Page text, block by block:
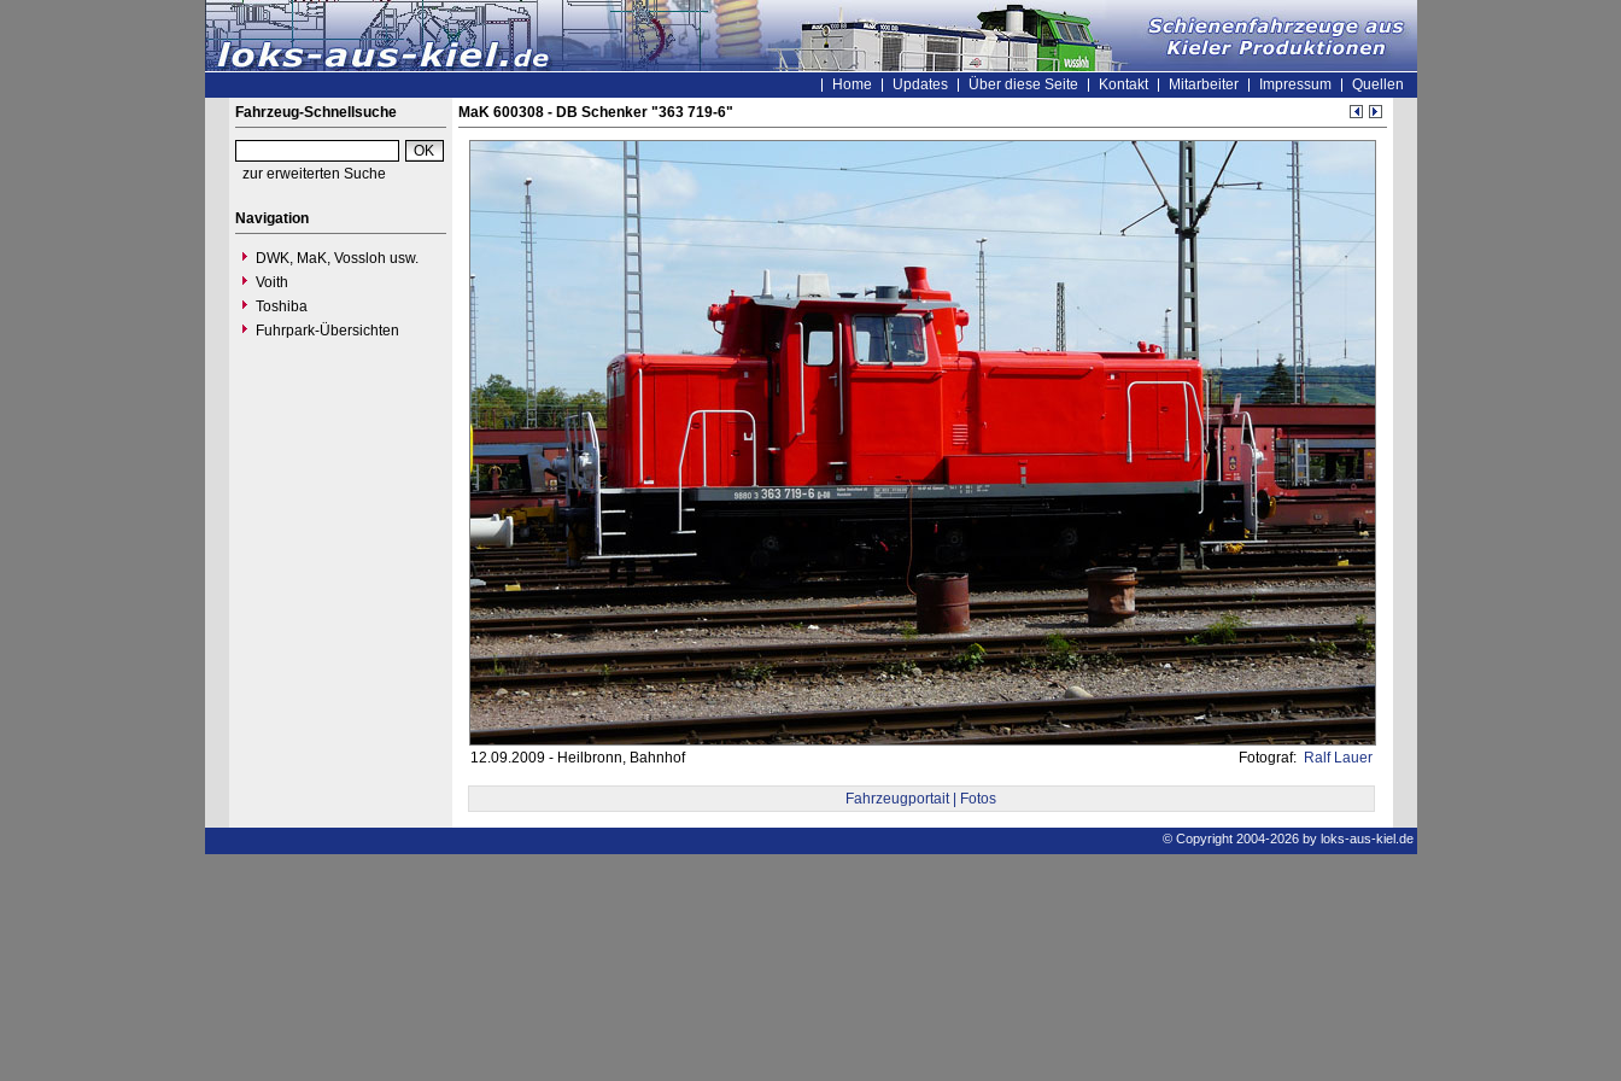
Home Updates Über diese Seite Kontakt Mitarbeiter Impressum
Quellen
Fahrzeug-Schnellsuche
zur erweiterten Suche
Navigation
DWK, MaK, Vossloh usw.
Voith
Toshiba
Fuhrpark-Übersichten
MaK 600308 - DB Schenker "363 719-6"
12.09.2009 - Heilbronn, Bahnhof Fotograf: Ralf Lauer
Fahrzeugportait | Fotos
© Copyright 2004-2026 by loks-aus-kiel.de